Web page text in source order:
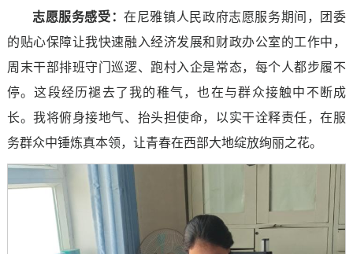
志愿服务感受 ：在尼雅镇人民政府志愿服务期间，团委
的贴心保障让我快速融入经济发展和财政办公室的工作中，
周末干部排班守门巡逻、跑村入企是常态，每个人都步履不
停。这段经历褪去了我的稚气，也在与群众接触中不断成
长。我将俯身接地气、抬头担使命，以实干诠释责任，在服
务群众中锤炼真本领，让青春在西部大地绽放绚丽之花。